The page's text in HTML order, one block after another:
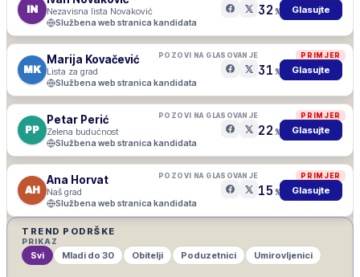
IN Nezavisna lista Novaković
Službena web stranica kandidata
32 % Glasujte
PRIMJER
MK
Marija Kovačević
Lista za grad
POZOVI NA GLASOVANJE
Službena web stranica kandidata
31 % Glasujte
PRIMJER
PP
Petar Perić
Zelena budućnost
POZOVI NA GLASOVANJE
Službena web stranica kandidata
22 % Glasujte
PRIMJER
AH
Ana Horvat
Naš grad
POZOVI NA GLASOVANJE
Službena web stranica kandidata
15 % Glasujte
TREND PODRŠKE
PRIKAZ
Svi Mladi do 30 Obitelji Poduzetnici Umirovljenici